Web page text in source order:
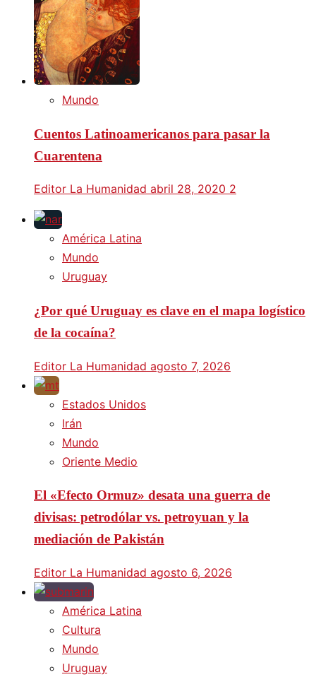
Mundo
Cuentos Latinoamericanos para pasar la
Cuarentena
Editor La Humanidad abril 28, 2020 2
América Latina
Mundo
Uruguay
¿Por qué Uruguay es clave en el mapa logístico
de la cocaína?
Editor La Humanidad agosto 7, 2026
Estados Unidos
Irán
Mundo
Oriente Medio
El «Efecto Ormuz» desata una guerra de
divisas: petrodólar vs. petroyuan y la
mediación de Pakistán
Editor La Humanidad agosto 6, 2026
América Latina
Cultura
Mundo
Uruguay